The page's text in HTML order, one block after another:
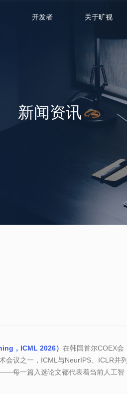
开发者 关于旷视
新闻资讯
，ICML 2026） 在韩国首尔COEX会
会议之一，ICML与NeurIPS、ICLR并列
每一篇入选论文都代表着当前人工智